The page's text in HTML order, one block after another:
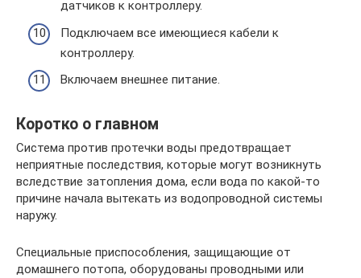
датчиков к контроллеру.
Подключаем все имеющиеся кабели к
контроллеру.
Включаем внешнее питание.
Коротко о главном
Система против протечки воды предотвращает
неприятные последствия, которые могут возникнуть
вследствие затопления дома, если вода по какой-то
причине начала вытекать из водопроводной системы
наружу.
Специальные приспособления, защищающие от
домашнего потопа, оборудованы проводными или